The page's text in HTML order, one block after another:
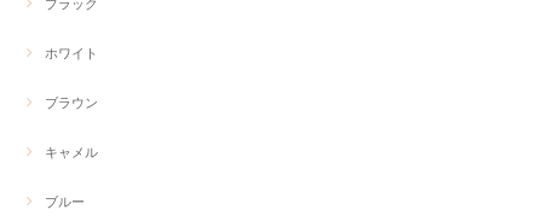
ブラック
ホワイト
ブラウン
キャメル
ブルー